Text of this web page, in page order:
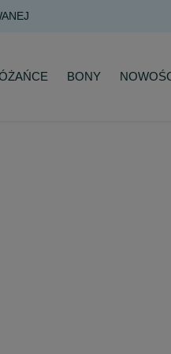
DOSTAWA JUŻ OD 200 ZŁ NA
BONY